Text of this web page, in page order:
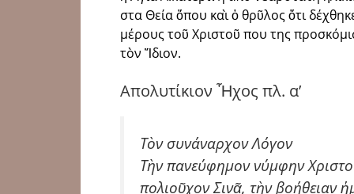
στα Θεία ὅπου καὶ ὁ θρῦλος ὅτι
μέρους τοῦ Χριστοῦ που της
τὸν Ἴδιον.
Απολυτίκιον Ἦχος πλ. α’
Τὸν συνάναρχον Λόγον
Τὴν πανεύφημον νύμφην
πολιοῦχον Σινᾶ, τὴν βοήθειαν